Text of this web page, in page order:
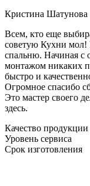
Кристина Шатунова
Всем, кто еще
советую Кухни мол!
спальню. Начиная с
монтажом никаких
быстро и
Огромное спасибо
Это мастер своего
здесь.
Качество продукции
Уровень сервиса
Срок изготовления